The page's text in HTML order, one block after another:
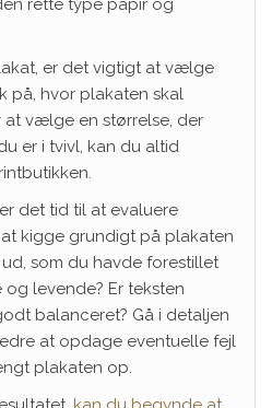
rette type papir og
er det vigtigt at vælge
på, hvor plakaten skal
vælge en størrelse, der
er i tvivl, kan du altid
det tid til at evaluere
kigge grundigt på plakaten
som du havde forestillet
levende? Er teksten
balanceret? Gå i detaljen
at opdage eventuelle fejl
plakaten op.